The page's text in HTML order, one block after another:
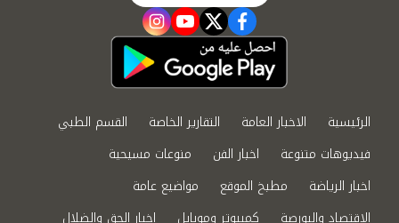
facebook
twitter
youtube
instagram
الرئيسية الاخبار العامة التقارير الخاصة
القسم الطبي
فيديوهات متنوعة
اخبار الفن
منوعات مسيحية
اخبار الرياضة
مطبخ الموقع
مواضيع عامة
الاقتصاد والبورصة
كمبيوتر وموبايل اخبار الحق والضلال